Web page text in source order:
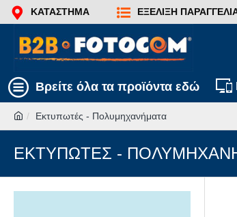
ΚΑΤΆΣΤΗΜΑ ΕΞΈΛΙΞΗ
Βρείτε όλα τα προϊόντα εδώ
Εκτυπωτές - Πολυμηχανήματα
ΕΚΤΥΠΩΤΈΣ -